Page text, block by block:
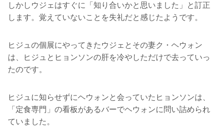
しかしウジェはすぐに「知り合いかと思いました」と訂正
します。覚えていないことを失礼だと感じたようです。
ヒジュの個展にやってきたウジェとその妻ク・ヘウォン
は、ヒジュとヒョンソンの肝を冷やしただけで去っていっ
たのです。
ヒジュに知らせずにヘウォンと会っていたヒョンソンは、
「定食専門」の看板があるバーでヘウォンに問い詰められ
ていました。